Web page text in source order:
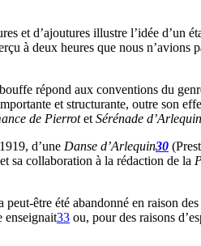
et d’ajoutures illustre l’idée d’un
à deux heures que nous
répond aux conventions du
et structurante, outre son
de Pierrotet Sérénade d’Arlequin
d’une Danse d’Arlequin30
sa collaboration à la rédaction de la
être été abandonné en raison
enseignait33 ou, pour des raisons